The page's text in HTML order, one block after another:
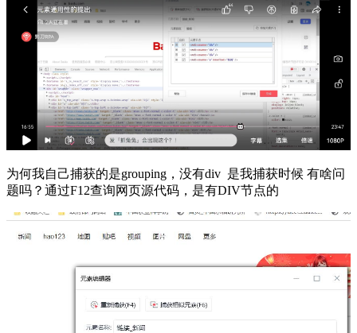
为何我自己捕获的是grouping，没有div 是我捕获时候 有啥问
题吗？通过F12查询网页源代码，是有DIV节点的